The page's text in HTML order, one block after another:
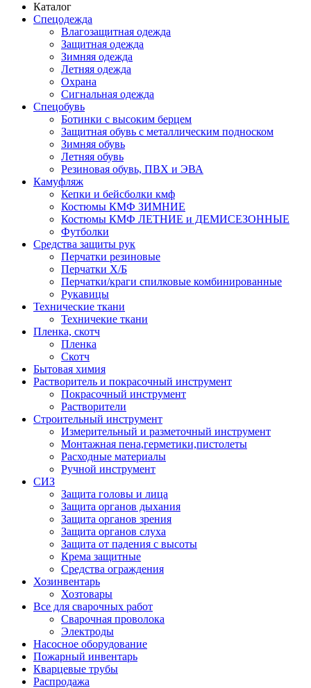
Каталог
Спецодежда
Влагозащитная одежда
Защитная одежда
Зимняя одежда
Летняя одежда
Охрана
Сигнальная одежда
Спецобувь
Ботинки с высоким берцем
Защитная обувь с металлическим подноском
Зимняя обувь
Летняя обувь
Резиновая обувь, ПВХ и ЭВА
Камуфляж
Кепки и бейсболки кмф
Костюмы КМФ ЗИМНИЕ
Костюмы КМФ ЛЕТНИЕ и ДЕМИСЕЗОННЫЕ
Футболки
Средства защиты рук
Перчатки резиновые
Перчатки Х/Б
Перчатки/краги спилковые комбинированные
Рукавицы
Технические ткани
Техничекие ткани
Пленка, скотч
Пленка
Скотч
Бытовая химия
Растворитель и покрасочный инструмент
Покрасочный инструмент
Растворители
Строительный инструмент
Измерительный и разметочный инструмент
Монтажная пена,герметики,пистолеты
Расходные материалы
Ручной инструмент
СИЗ
Защита головы и лица
Защита органов дыхания
Защита органов зрения
Защита органов слуха
Защита от падения с высоты
Крема защитные
Средства ограждения
Хозинвентарь
Хозтовары
Все для сварочных работ
Сварочная проволока
Электроды
Насосное оборудование
Пожарный инвентарь
Кварцевые трубы
Распродажа